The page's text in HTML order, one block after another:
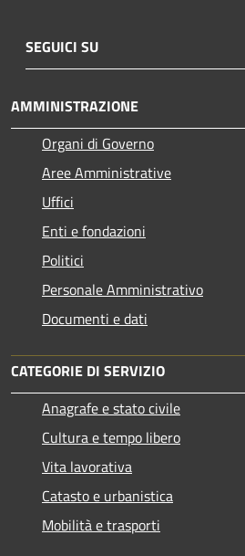
SEGUICI SU
AMMINISTRAZIONE
Organi di Governo
Aree Amministrative
Uffici
Enti e fondazioni
Politici
Personale Amministrativo
Documenti e dati
CATEGORIE DI SERVIZIO
Anagrafe e stato civile
Cultura e tempo libero
Vita lavorativa
Catasto e urbanistica
Mobilità e trasporti